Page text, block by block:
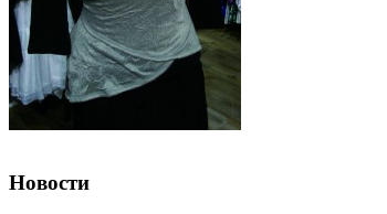
Новости